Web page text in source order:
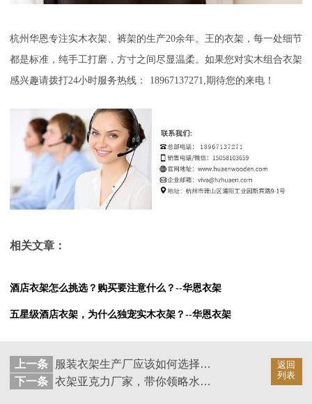
杭州华恩专注实木衣架、裤架的生产20余年。 王的衣架，每一处细节
都是标准，纯手工打磨，方寸之间尽显温柔。如果您对实木组合衣架
感兴趣请拨打24小时服务热线： 18967137271, 期待您的来电！
相关文章：
酒店衣架怎么挑选？购买要注意什么？--华恩衣架
五星级酒店衣架，为什么独宠实木衣架？--华恩衣架
返回
列表
上一条
服装衣架生产厂应该如何选择？--华恩衣架
下一条
衣架亚克力厂家，带你领略水晶衣架的美！--华恩